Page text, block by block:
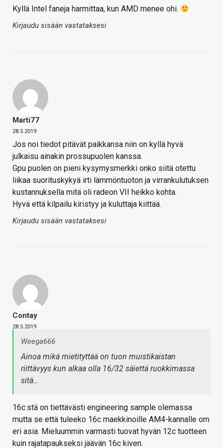
Kyllä Intel faneja harmittaa, kun AMD menee ohi.
Kirjaudu sisään vastataksesi
Marti77
28.5.2019
Jos noi tiedot pitävät paikkansa niin on kyllä hyvä
julkaisu ainakin prossupuolen kanssa.
Gpu puolen on pieni kysymysmerkki onko siitä otettu
liikaa suorituskykyä irti lämmöntuoton ja virrankulutuksen
kustannuksella mitä oli radeon VII heikko kohta.
Hyvä että kilpailu kiristyy ja kuluttaja kiittää.
Kirjaudu sisään vastataksesi
Contay
28.5.2019
Weega666
Ainoa mikä mietityttää on tuon muistikaistan
riittävyys kun alkaa olla 16/32 säiettä ruokkimassa
sitä…
16c:stä on tiettävästi engineering sample olemassa
mutta se että tuleeko 16c maekkinoille AM4-kannalle om
eri asia. Mieluummin varmasti tuovat hyvän 12c tuotteen
kuin rajatapaukseksi jäävän 16c kiven.